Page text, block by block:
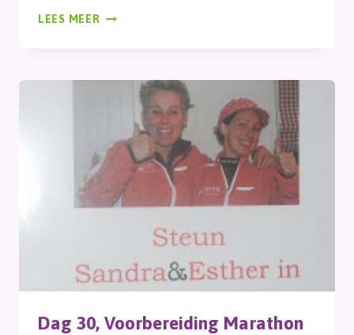
LEES MEER DAG
Dag 30, Voorbereiding Marathon